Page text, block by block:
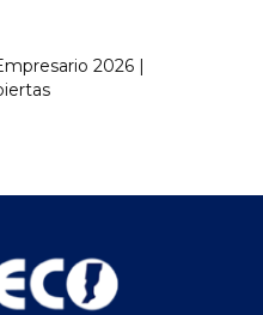
2026 |